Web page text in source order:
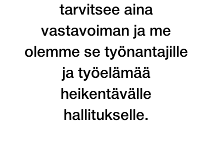
tarvitsee aina
vastavoiman ja me
olemme se työnantajille
ja työelämää
heikentävälle
hallitukselle.